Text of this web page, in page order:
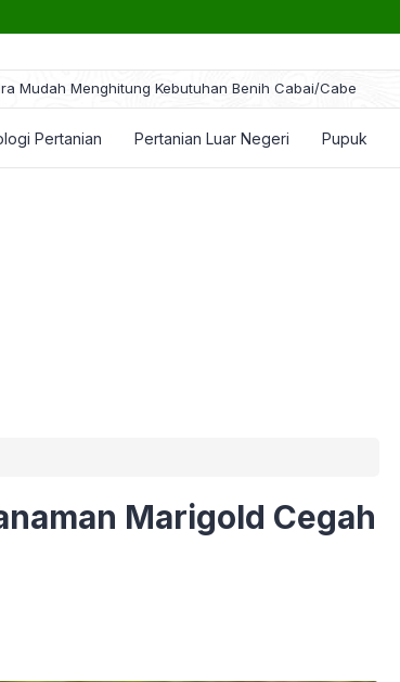
Mudah Menghitung Kebutuhan Benih Cabai/Cabe
Pertanian Pertanian Luar Negeri Pupuk
Marigold Cegah